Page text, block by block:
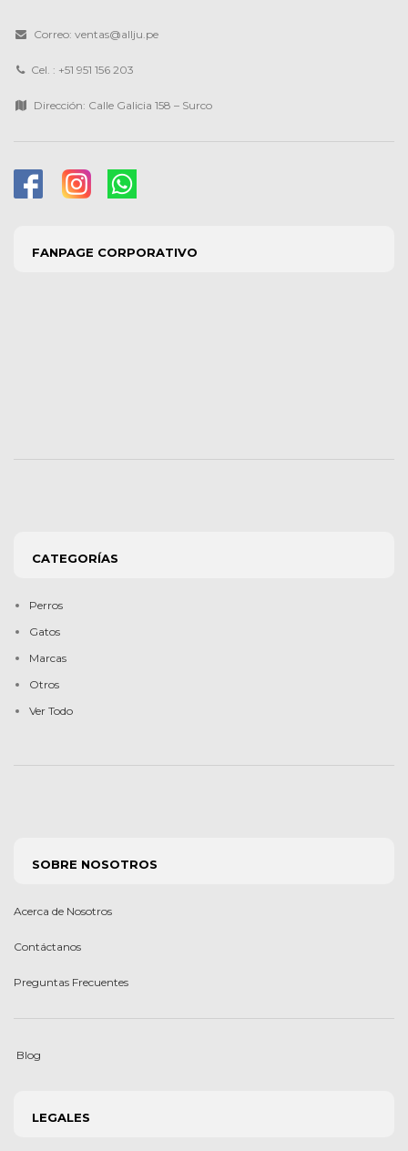
Correo: ventas@allju.pe
Cel. : +51 951 156 203
Dirección: Calle Galicia 158 – Surco
FANPAGE CORPORATIVO
CATEGORÍAS
Perros
Gatos
Marcas
Otros
Ver Todo
SOBRE NOSOTROS
Acerca de Nosotros
Contáctanos
Preguntas Frecuentes
Blog
LEGALES